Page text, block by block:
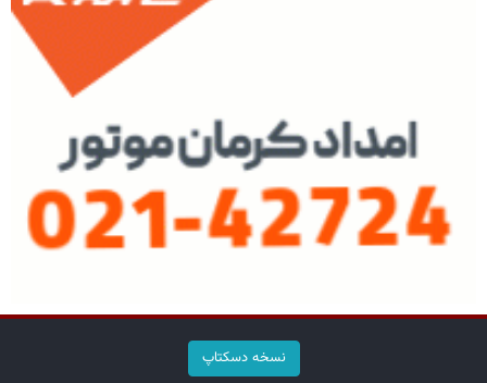
نسخه دسکتاپ